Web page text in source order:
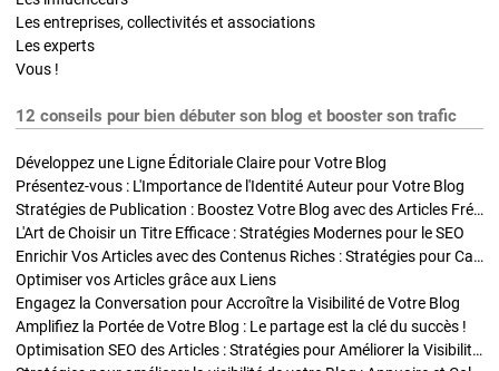
Les entreprises, collectivités et associations
Les experts
Vous !
12 conseils pour bien débuter son blog et booster son trafic
Développez une Ligne Éditoriale Claire pour Votre Blog
Présentez-vous : L'Importance de l'Identité Auteur pour Votre Blog
Stratégies de Publication : Boostez Votre Blog avec des Articles Fréquents et Exclusifs
L'Art de Choisir un Titre Efficace : Stratégies Modernes pour le SEO
Enrichir Vos Articles avec des Contenus Riches : Stratégies pour Captiver et Optimiser
Optimiser vos Articles grâce aux Liens
Engagez la Conversation pour Accroître la Visibilité de Votre Blog
Amplifiez la Portée de Votre Blog : Le partage est la clé du succès !
Optimisation SEO des Articles : Stratégies pour Améliorer la Visibilité de Votre Blog